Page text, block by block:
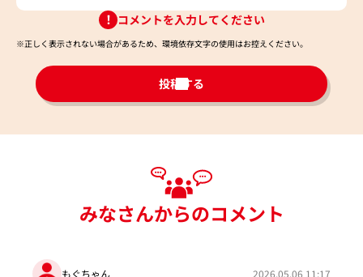
コメントを入力してください
※正しく表示されない場合があるため、環境依存文字の使用はお控えください。​
投稿する
みなさんからのコメント
もぐちゃん 2026.05.06 11:17